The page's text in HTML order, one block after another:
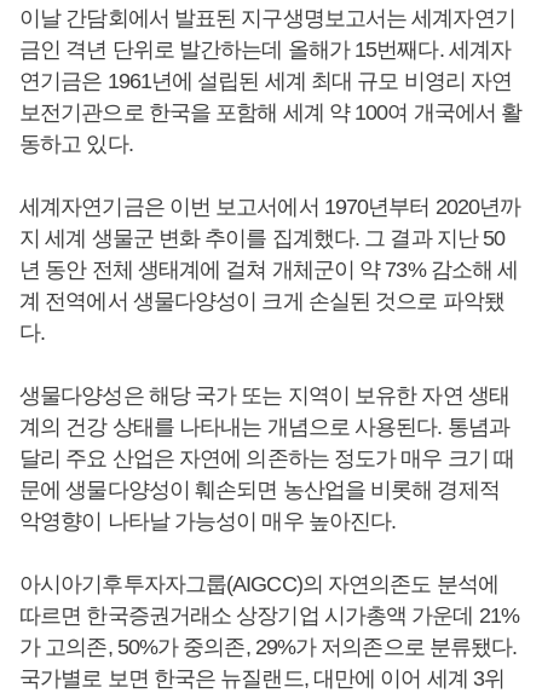
이날 간담회에서 발표된 지구생명보고서는 세계자연기
금인 격년 단위로 발간하는데 올해가 15번째다. 세계자
연기금은 1961년에 설립된 세계 최대 규모 비영리 자연
보전기관으로 한국을 포함해 세계 약 100여 개국에서 활
동하고 있다.
세계자연기금은 이번 보고서에서 1970년부터 2020년까
지 세계 생물군 변화 추이를 집계했다. 그 결과 지난 50
년 동안 전체 생태계에 걸쳐 개체군이 약 73% 감소해 세
계 전역에서 생물다양성이 크게 손실된 것으로 파악됐
다.
생물다양성은 해당 국가 또는 지역이 보유한 자연 생태
계의 건강 상태를 나타내는 개념으로 사용된다. 통념과
달리 주요 산업은 자연에 의존하는 정도가 매우 크기 때
문에 생물다양성이 훼손되면 농산업을 비롯해 경제적
악영향이 나타날 가능성이 매우 높아진다.
아시아기후투자자그룹(AIGCC)의 자연의존도 분석에
따르면 한국증권거래소 상장기업 시가총액 가운데 21%
가 고의존, 50%가 중의존, 29%가 저의존으로 분류됐다.
국가별로 보면 한국은 뉴질랜드, 대만에 이어 세계 3위